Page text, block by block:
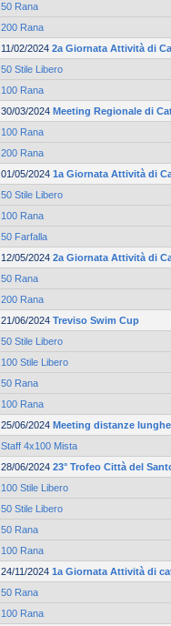
50 Rana
200 Rana
11/02/2024 2a Giornata Attività di
50 Stile Libero
100 Rana
30/03/2024 Meeting Regionale di
100 Rana
200 Rana
01/05/2024 1a Giornata Attività di
50 Stile Libero
100 Rana
50 Farfalla
12/05/2024 2a Giornata Attività di
50 Rana
200 Rana
21/06/2024 Treviso Swim Cup
50 Stile Libero
100 Stile Libero
50 Rana
100 Rana
25/06/2024 Meeting distanze
Staff 4x100 Mista
28/06/2024 23° Trofeo Città del
100 Stile Libero
50 Stile Libero
50 Rana
100 Rana
24/11/2024 1a Giornata Attività di
50 Rana
100 Rana